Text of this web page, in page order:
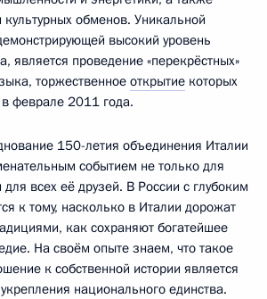
культурных обменов. Уникальной
высокий уровень
является проведение «перекрёстных»
торжественное открытие которых
феврале 2011 года.
150-летия объединения Италии
событием не только для
всех её друзей. В России с глубоким
к тому, насколько в Италии дорожат
как сохраняют богатейшее
На своём опыте знаем, что такое
к собственной истории является
национального единства.